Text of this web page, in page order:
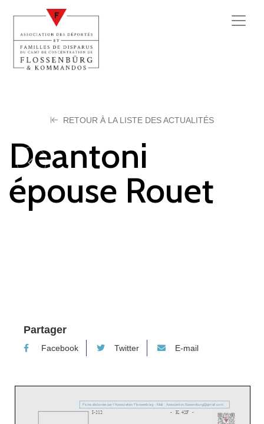
RETOUR À LA LISTE DES ACTUALITÉS
Deantoni
épouse Rouet
Genevieve
Partager
Facebook Twitter E-mail